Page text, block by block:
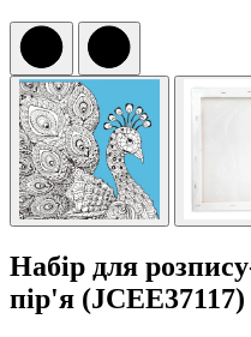
Набір для
пір'я (JCEE37117)